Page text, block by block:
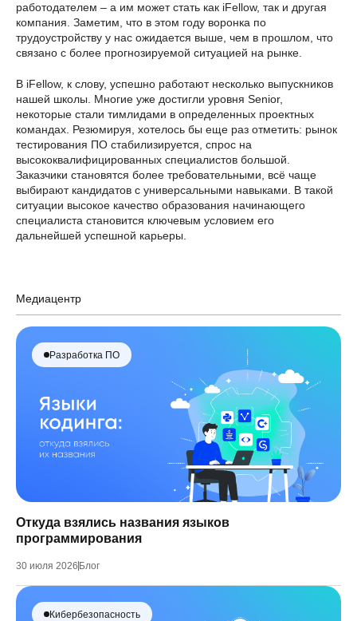
работодателем – а им может стать как iFellow, так и другая
компания. Заметим, что в этом году воронка по
трудоустройству у нас ожидается выше, чем в прошлом, что
связано с более прогнозируемой ситуацией на рынке.
В iFellow, к слову, успешно работают несколько выпускников
нашей школы. Многие уже достигли уровня Senior,
некоторые стали тимлидами в определенных проектных
командах. Резюмируя, хотелось бы еще раз отметить: рынок
тестирования ПО стабилизируется, спрос на
высококвалифицированных специалистов большой.
Заказчики становятся более требовательными, всё чаще
выбирают кандидатов с универсальными навыками. В такой
ситуации высокое качество образования начинающего
специалиста становится ключевым условием его
дальнейшей успешной карьеры.
Медиацентр
Разработка ПО
Откуда взялись названия языков
программирования
30 июля 2026 Блог
Кибербезопасность